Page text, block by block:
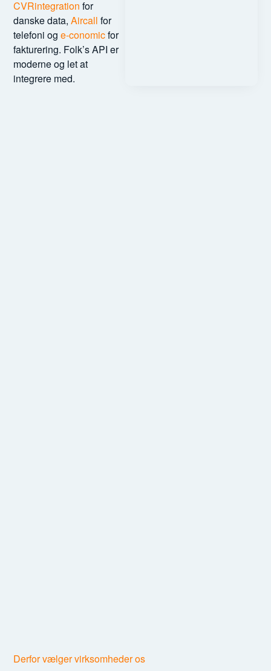
CVRintegration for
danske data,Aircall for
telefoni oge-conomicfor
fakturering. Folk’s API er
moderne og let at
integrere med.
Derfor vælger virksomheder os